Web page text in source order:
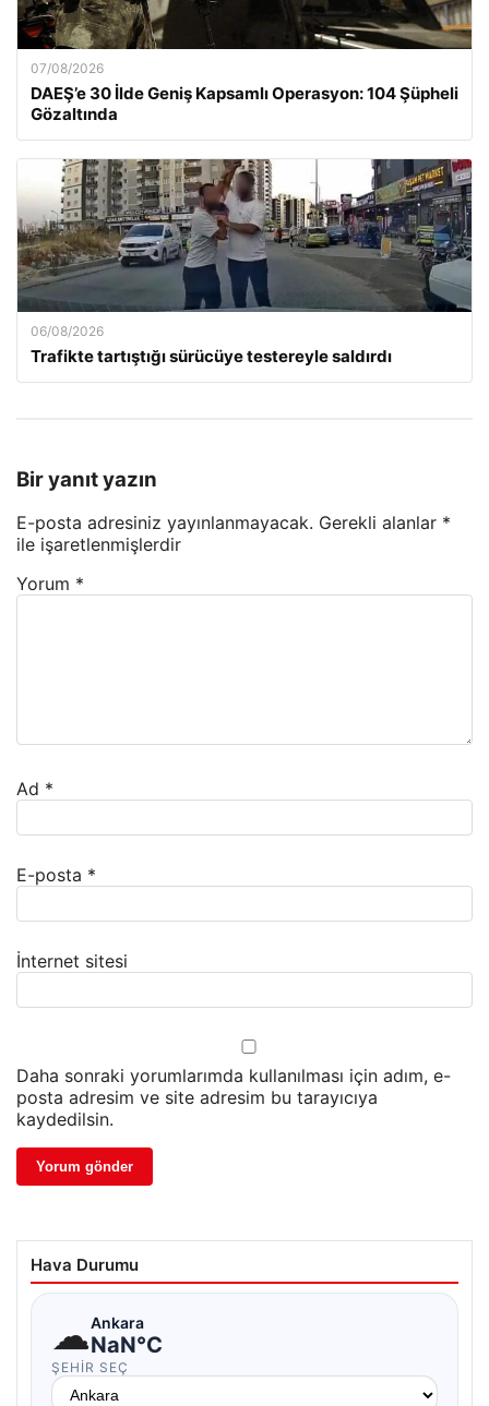
07/08/2026
DAEŞ’e 30 İlde Geniş Kapsamlı Operasyon: 104 Şüpheli
Gözaltında
06/08/2026
Trafikte tartıştığı sürücüye testereyle saldırdı
Bir yanıt yazın
E-posta adresiniz yayınlanmayacak. Gerekli alanlar *
ile işaretlenmişlerdir
Yorum *
Ad *
E-posta *
İnternet sitesi
Daha sonraki yorumlarımda kullanılması için adım, e-
posta adresim ve site adresim bu tarayıcıya
kaydedilsin.
Hava Durumu
☁Ankara
NaN°C
ŞEHIR SEÇ